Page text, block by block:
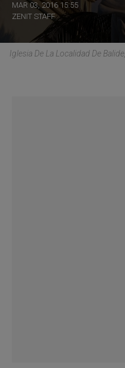
MAR 03, 2016 15:55
ZENIT STAFF
Iglesia De La Localidad De